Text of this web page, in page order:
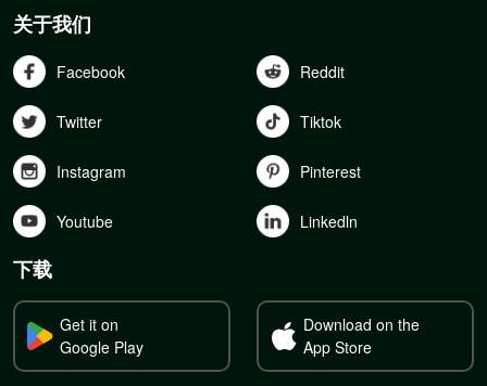
关于我们
Facebook Reddit
Twitter Tiktok
Instagram Pinterest
Youtube Linkedln
下载
Get it on
Google Play
Download on the
App Store